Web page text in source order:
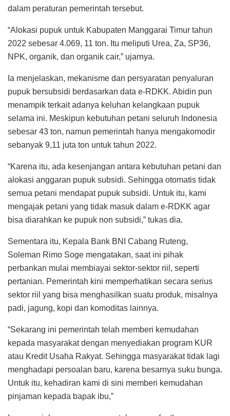
dalam peraturan pemerintah tersebut.
“Alokasi pupuk untuk Kabupaten Manggarai Timur tahun
2022 sebesar 4.069, 11 ton. Itu meliputi Urea, Za, SP36,
NPK, organik, dan organik cair,” ujarnya.
Ia menjelaskan, mekanisme dan persyaratan penyaluran
pupuk bersubsidi berdasarkan data e-RDKK. Abidin pun
menampik terkait adanya keluhan kelangkaan pupuk
selama ini. Meskipun kebutuhan petani seluruh Indonesia
sebesar 43 ton, namun pemerintah hanya mengakomodir
sebanyak 9,11 juta ton untuk tahun 2022.
“Karena itu, ada kesenjangan antara kebutuhan petani dan
alokasi anggaran pupuk subsidi. Sehingga otomatis tidak
semua petani mendapat pupuk subsidi. Untuk itu, kami
mengajak petani yang tidak masuk dalam e-RDKK agar
bisa diarahkan ke pupuk non subsidi,” tukas dia.
Sementara itu, Kepala Bank BNI Cabang Ruteng,
Soleman Rimo Soge mengatakan, saat ini pihak
perbankan mulai membiayai sektor-sektor riil, seperti
pertanian. Pemerintah kini memperhatikan secara serius
sektor riil yang bisa menghasilkan suatu produk, misalnya
padi, jagung, kopi dan komoditas lainnya.
“Sekarang ini pemerintah telah memberi kemudahan
kepada masyarakat dengan menyediakan program KUR
atau Kredit Usaha Rakyat. Sehingga masyarakat tidak lagi
menghadapi persoalan baru, karena besarnya suku bunga.
Untuk itu, kehadiran kami di sini memberi kemudahan
pinjaman kepada bapak ibu,”